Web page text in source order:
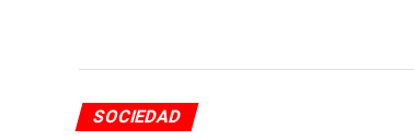
SOCIEDAD